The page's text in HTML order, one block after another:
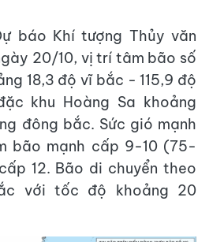
báo Khí tượng Thủy văn
20/10, vị trí tâm bão số
18,3 độ vĩ bắc - 115,9 độ
khu Hoàng Sa khoảng
đông bắc. Sức gió mạnh
bão mạnh cấp 9-10 (75-
12. Bão di chuyển theo
với tốc độ khoảng 20